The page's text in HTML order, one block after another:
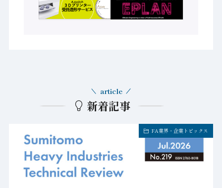
新着記事
article
FA業界・企業トピックス